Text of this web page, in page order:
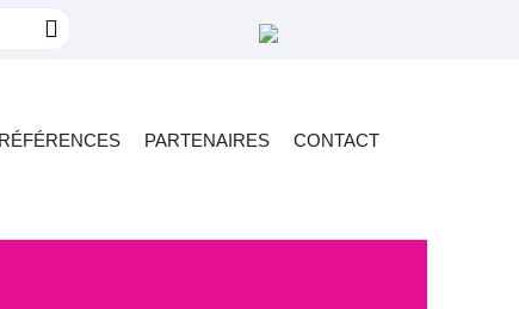
RÉFÉRENCES PARTENAIRES CONTACT